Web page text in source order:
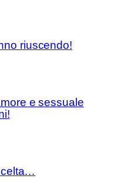
riuscendo!
e sessuale